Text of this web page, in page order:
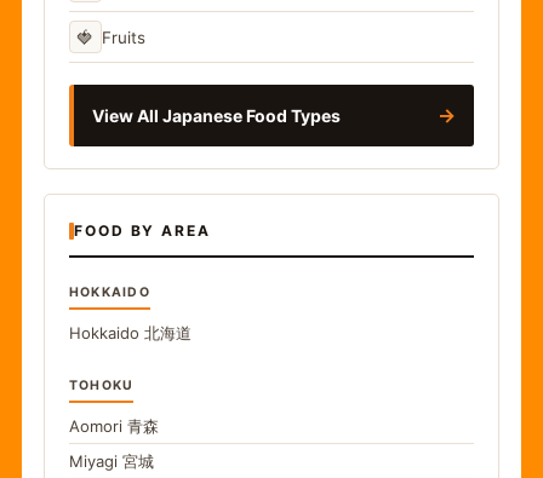
🍓 Fruits
View All Japanese Food Types →
FOOD BY AREA
HOKKAIDO
Hokkaido 北海道
TOHOKU
Aomori 青森
Miyagi 宮城